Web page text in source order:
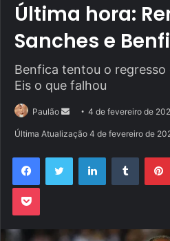
Última hora:
Sanches e
Benfica tentou o regresso
Eis o que falhou
Paulão
Mande
mail
4 de fevereiro de
Última Atualização 4 de fevereiro de
FacebookTwitter LinkedinTumblr
Pocket